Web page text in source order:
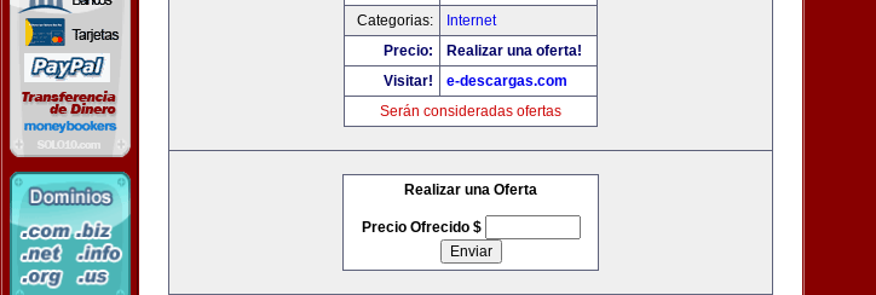
Categorias:
Internet
Precio:
Realizar una oferta!
Visitar!
e-descargas.com
Serán consideradas ofertas
Realizar una Oferta
Precio Ofrecido $